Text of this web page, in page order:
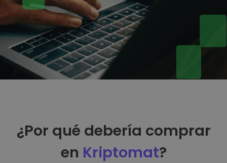
¿Por qué debería comprar
en Kriptomat?